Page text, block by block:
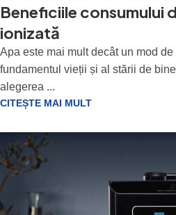
Beneficiile consumului
ionizată
Apa este mai mult decât un mod
fundamentul vieții și al stării de
alegerea ...
CITEȘTE MAI MULT